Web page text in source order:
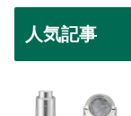
人気記事